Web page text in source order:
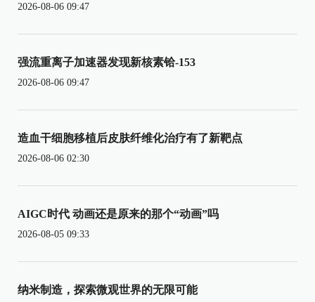
2026-08-06 09:47
强流重离子加速器发现新核素铪-153
2026-08-06 09:47
造血干细胞移植后皮肤纤维化治疗有了新靶点
2026-08-06 02:30
AIGC时代 动画还是原来的那个“动画”吗
2026-08-05 09:33
纳米制造，探索微观世界的无限可能